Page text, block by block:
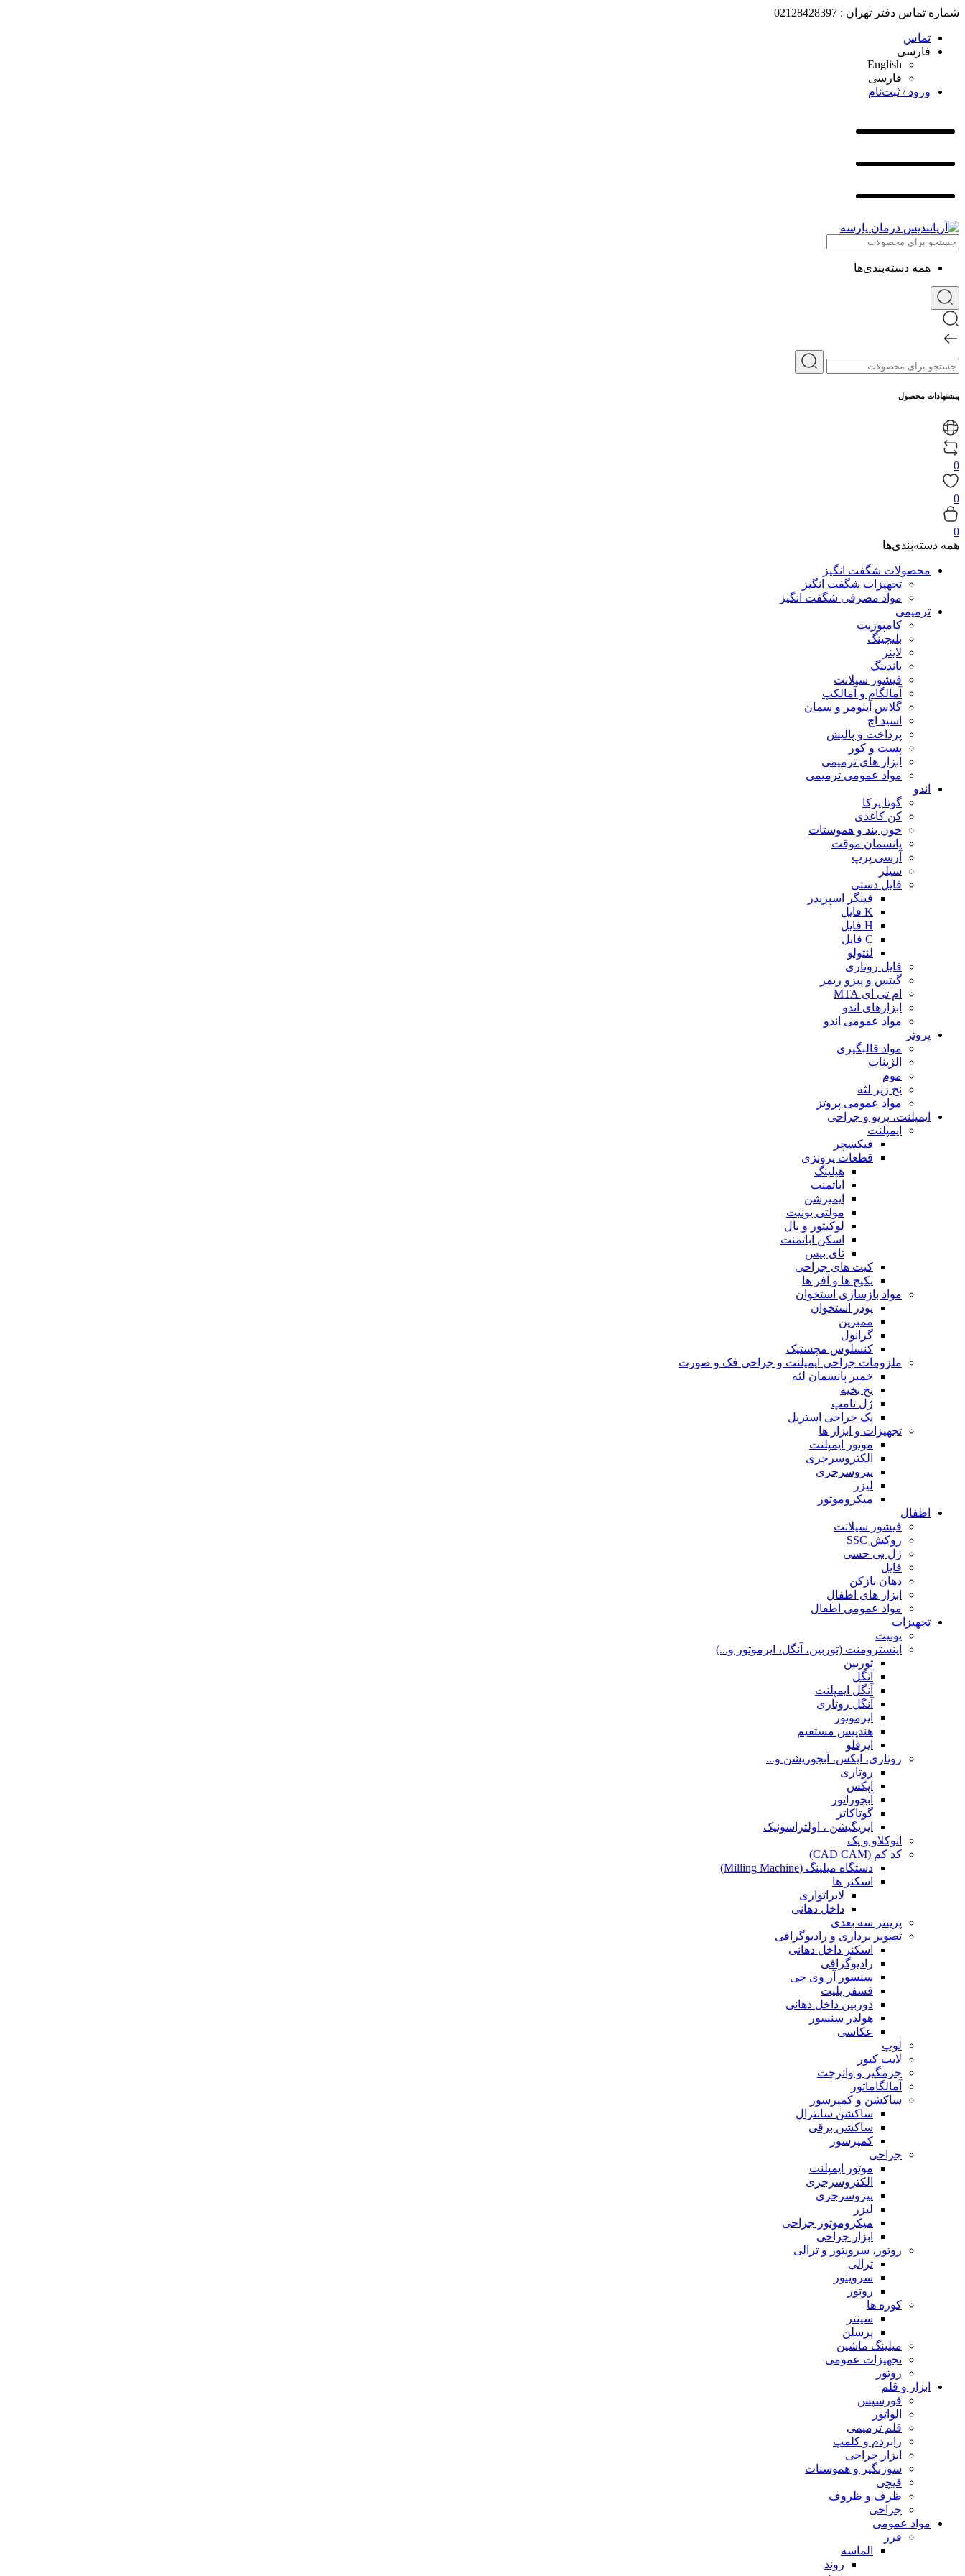
شماره تماس دفتر تهران : 02128428397
تماس
فارسی
English
فارسی
ورود / ثبت‌نام
همه دسته‌بندی‌ها
پیشنهادات محصول
0
0
0
همه دسته‌بندی‌ها
محصولات شگفت انگیز
تجهیزات شگفت انگیز
مواد مصرفی شگفت انگیز
ترمیمی
کامپوزیت
بلیچینگ
لاینر
باندینگ
فیشور سیلانت
آمالگام و آمالکپ
گلاس آینومر و سمان
اسید اچ
پرداخت و پالیش
پست و کور
ابزار های ترمیمی
مواد عمومی ترمیمی
اندو
گوتا پرکا
کن کاغذی
خون بند و هموستات
پانسمان موقت
آرسی پرپ
سیلر
فایل دستی
فینگر اسپریدر
K فایل
H فایل
C فایل
لنتولو
فایل روتاری
گیتس و پیزو ریمر
ام تی ای MTA
ابزارهای اندو
مواد عمومی اندو
پروتز
مواد قالبگیری
الژینات
موم
نخ زیر لثه
مواد عمومی پروتز
ایمپلنت، پریو و جراحی
ایمپلنت
فیکسچر
قطعات پروتزی
هیلینگ
اباتمنت
ایمپرشن
مولتی یونیت
لوکیتور و بال
اسکن اباتمنت
تای بیس
کیت های جراحی
پکیج ها و آفر ها
مواد بازسازی استخوان
پودر استخوان
ممبرین
گرانول
کنسلوس مچستیک
ملزومات جراحی ایمپلنت و جراحی فک و صورت
خمیر پانسمان لثه
نخ بخیه
ژل تامپ
پک جراحی استریل
تجهیزات و ابزار ها
موتور ایمپلنت
الکتروسرجری
پیزوسرجری
لیزر
میکروموتور
اطفال
فیشور سیلانت
روکش SSC
ژل بی حسی
فایل
دهان بازکن
ابزار های اطفال
مواد عمومی اطفال
تجهیزات
یونیت
اینسترومنت (توربین، آنگل، ایرموتور و...)
توربین
آنگل
آنگل ایمپلنت
آنگل روتاری
ایرموتور
هندپیس مستقیم
ایرفلو
روتاری، اپکس، آبچوریشن و...
روتاری
اپکس
آبچوراتور
گوتاکاتر
ایریگیشن ، اولتراسونیک
اتوکلاو و پک
کد کم (CAD CAM)
دستگاه میلینگ (Milling Machine)
اسکنر ها
لابراتواری
داخل دهانی
پرینتر سه بعدی
تصویر برداری و رادیوگرافی
اسکنر داخل دهانی
رادیوگرافی
سنسور آر وی جی
فسفر پلیت
دوربین داخل دهانی
هولدر سنسور
عکاسی
لوپ
لایت کیور
جرمگیر و واترجت
آمالگاماتور
ساکشن و کمپرسور
ساکشن سانترال
ساکشن برقی
کمپرسور
جراحی
موتور ایمپلنت
الکتروسرجری
پیزوسرجری
لیزر
میکروموتور جراحی
ابزار جراحی
روتور، سرویتور و ترالی
ترالی
سرویتور
روتور
کوره ها
سینتر
پرسلن
میلینگ ماشین
تجهیزات عمومی
روتور
ابزار و قلم
فورسپس
الواتور
قلم ترمیمی
رابردم و کلمپ
ابزار جراحی
سوزنگیر و هموستات
قیچی
ظرف و ظروف
جراحی
مواد عمومی
فرز
الماسه
روند